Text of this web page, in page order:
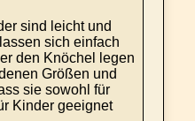
sind leicht und
sich einfach
den Knöchel legen
Größen und
sie sowohl für
Kinder geeignet